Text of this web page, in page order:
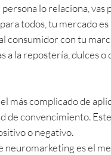
lo relaciona, vas
todos, tu mercado
consumidor con tu
a la repostería, dulces
más complicado de
de convencimiento.
o negativo.
neuromarketing es el